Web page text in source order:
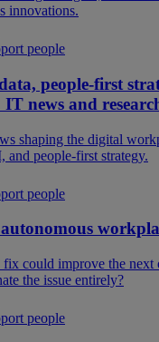
innovations.
people
people-first
news and
shaping the digital
and people-first strategy.
people
could improve the
the issue entirely?
people